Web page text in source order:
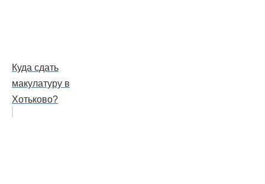
Куда сдать
макулатуру в
Хотьково?